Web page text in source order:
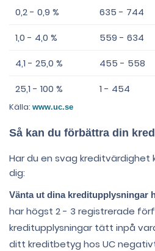
0,2 - 0,9 %
635 - 744
1,0 - 4,0 %
559 - 634
4,1 - 25,0 %
455 - 558
25,1 - 100 %
1 - 454
Källa: www.uc.se
Så kan du förbättra din
Har du en svag kreditvärdighet
dig:
Vänta ut dina kreditupplysningar
har högst 2 - 3 registrerade
kreditupplysningar tätt inpå
ditt kreditbetyg hos UC